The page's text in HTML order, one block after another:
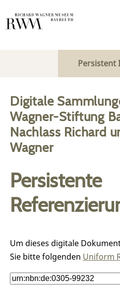
Persistent
Digitale
Wagner-Stiftung
Nachlass Richard
Wagner
Persistente
Um dieses digitale
Sie bitte folgenden Uniform